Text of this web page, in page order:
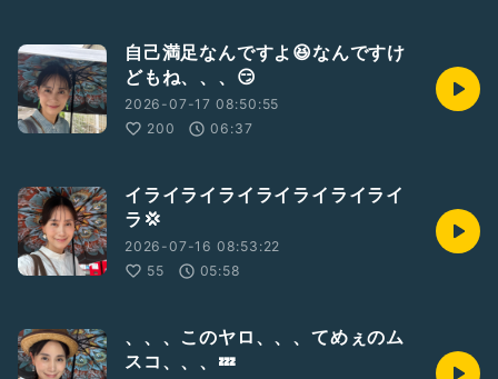
自己満足なんですよ😆なんですけ
どもね、、、😏
2026-07-17 08:50:55
200
06:37
イライライライライライライライ
ラ💢
2026-07-16 08:53:22
55
05:58
、、、このヤロ、、、てめぇのム
スコ、、、💤